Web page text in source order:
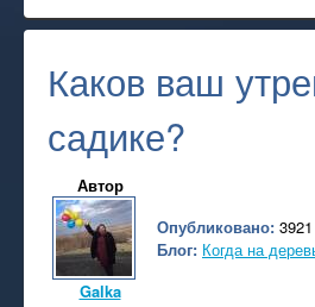
Каков ваш
садике?
Автор
Galka
Опубликовано:
Блог: Когда на